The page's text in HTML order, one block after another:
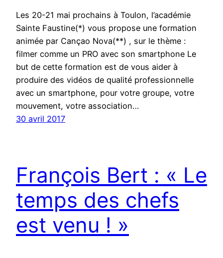
Les 20-21 mai prochains à Toulon, l’académie
Sainte Faustine(*) vous propose une formation
animée par Cançao Nova(**) , sur le thème :
filmer comme un PRO avec son smartphone Le
but de cette formation est de vous aider à
produire des vidéos de qualité professionnelle
avec un smartphone, pour votre groupe, votre
mouvement, votre association…
30 avril 2017
François Bert : « Le
temps des chefs
est venu ! »